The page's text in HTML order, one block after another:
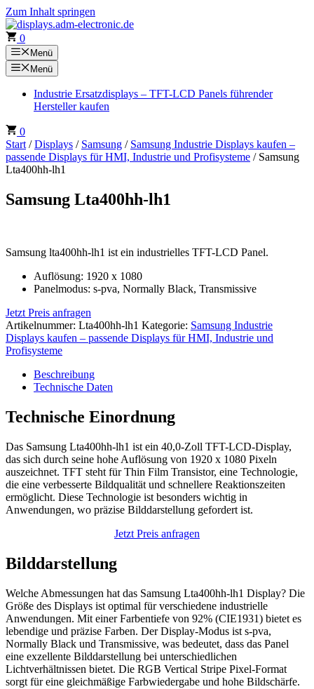
Zum Inhalt springen
0
Menü
Menü
Industrie Ersatzdisplays – TFT-LCD Panels führender
Hersteller kaufen
0
Start /Displays / Samsung / Samsung Industrie Displays kaufen –
passende Displays für HMI, Industrie und Profisysteme / Samsung
Lta400hh-lh1
Samsung Lta400hh-lh1
Samsung lta400hh-lh1 ist ein industrielles TFT-LCD Panel.
Auflösung: 1920 x 1080
Panelmodus: s-pva, Normally Black, Transmissive
Jetzt Preis anfragen
Artikelnummer: Lta400hh-lh1 Kategorie: Samsung Industrie
Displays kaufen – passende Displays für HMI, Industrie und
Profisysteme
Beschreibung
Technische Daten
Technische Einordnung
Das Samsung Lta400hh-lh1 ist ein 40,0-Zoll TFT-LCD-Display,
das sich durch seine hohe Auflösung von 1920 x 1080 Pixeln
auszeichnet. TFT steht für Thin Film Transistor, eine Technologie,
die eine verbesserte Bildqualität und schnellere Reaktionszeiten
ermöglicht. Diese Technologie ist besonders wichtig in
Anwendungen, wo präzise Bilddarstellung gefordert ist.
Jetzt Preis anfragen
Bilddarstellung
Welche Abmessungen hat das Samsung Lta400hh-lh1 Display? Die
Größe des Displays ist optimal für verschiedene industrielle
Anwendungen. Mit einer Farbentiefe von 92% (CIE1931) bietet es
lebendige und präzise Farben. Der Display-Modus ist s-pva,
Normally Black und Transmissive, was bedeutet, dass das Panel
eine exzellente Bilddarstellung bei unterschiedlichen
Lichtverhältnissen bietet. Die RGB Vertical Stripe Pixel-Format
sorgt für eine gleichmäßige Farbwiedergabe und hohe Bildschärfe.